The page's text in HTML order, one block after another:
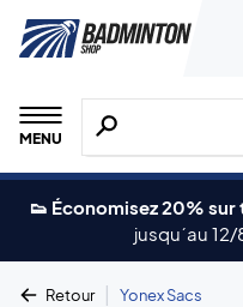
MENU
Recherche de
👟 Économisez 20%
jusqu´au 12/
Retour | Yonex Sacs